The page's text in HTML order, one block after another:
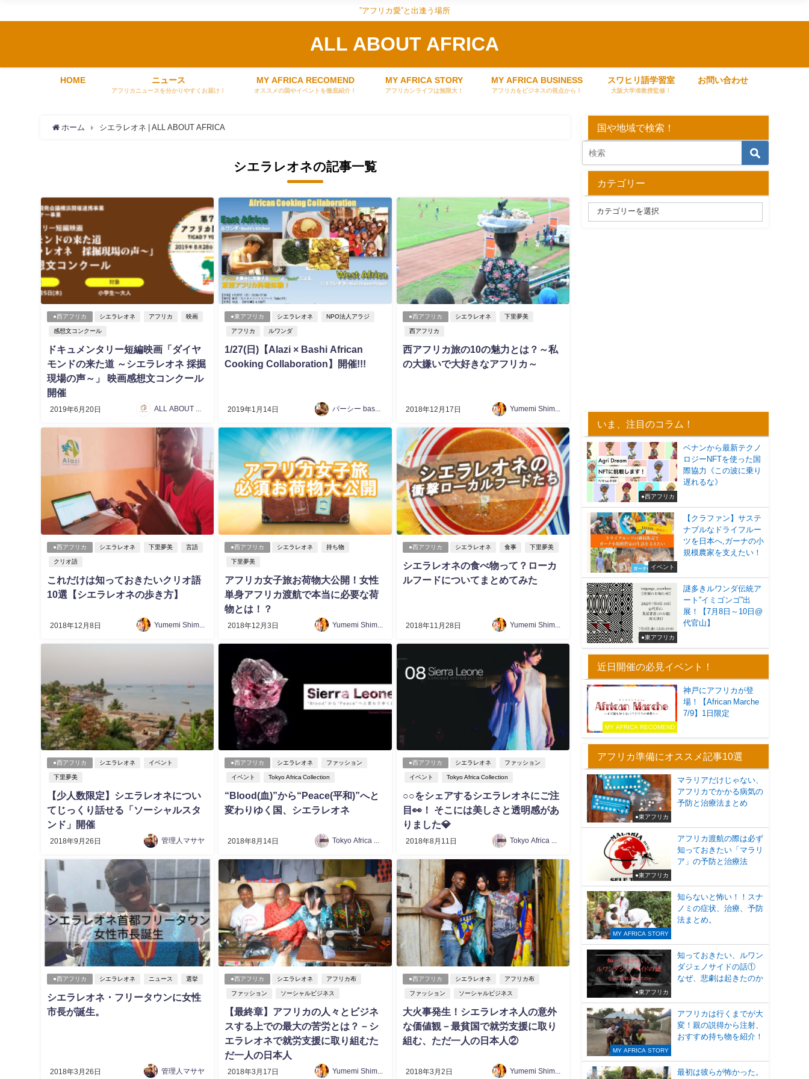
”アフリカ愛”と出逢う場所
ALL ABOUT AFRICA
HOME ニュース
アフリカニュースを分かりやすくお届け！
MY AFRICA RECOMEND
オススメの国やイベントを徹底紹介！
MY AFRICA STORY
アフリカンライフは無限大！
MY AFRICA BUSINESS
アフリカをビジネスの視点から！
スワヒリ語学習室
大阪大学准教授監修！
お問い合わせ
ホーム シエラレオネ | ALL ABOUT AFRICA
シエラレオネの記事一覧
●西アフリカ シエラレオネ アフリカ 映画
感想文コンクール
ドキュメンタリー短編映画「ダイヤ
モンドの来た道 ～シエラレオネ 採掘
現場の声～」 映画感想文コンクール
開催
2019年6月20日
●東アフリカ シエラレオネ NPO法人アラジ
アフリカ ルワンダ
1/27(日)【Alazi × Bashi African
Cooking Collaboration】開催!!!
2019年1月14日 バーシー bashi 椎葉康祐
●西アフリカ シエラレオネ 下里夢美
西アフリカ
西アフリカ旅の10の魅力とは？～私
の大嫌いで大好きなアフリカ～
2018年12月17日 Yumemi Shimosato
●西アフリカ シエラレオネ 下里夢美 言語
クリオ語
これだけは知っておきたいクリオ語
10選【シエラレオネの歩き方】
2018年12月8日
●西アフリカ シエラレオネ 持ち物
下里夢美
アフリカ女子旅お荷物大公開！女性
単身アフリカ渡航で本当に必要な荷
物とは！？
2018年12月3日 Yumemi Shimosato
●西アフリカ シエラレオネ 食事 下里夢美
シエラレオネの食べ物って？ローカ
ルフードについてまとめてみた
2018年11月28日 Yumemi Shimosato
●西アフリカ シエラレオネ イベント
下里夢美
【少人数限定】シエラレオネについ
てじっくり話せる「ソーシャルスタ
ンド」開催
2018年9月26日 管理人マサヤ
●西アフリカ シエラレオネ ファッション
イベント Tokyo Africa Collection
“Blood(血)”から“Peace(平和)”へと
変わりゆく国、シエラレオネ
2018年8月14日
●西アフリカ シエラレオネ ファッション
イベント Tokyo Africa Collection
○○をシェアするシエラレオネにご注
目👀！ そこには美しさと透明感があ
りました💎
2018年8月11日
●西アフリカ シエラレオネ ニュース 選挙
シエラレオネ・フリータウンに女性
市長が誕生。
2018年3月26日 管理人マサヤ
●西アフリカ シエラレオネ アフリカ布
ファッション ソーシャルビジネス
【最終章】アフリカの人々とビジネ
スする上での最大の苦労とは？－シ
エラレオネで就労支援に取り組むた
だ一人の日本人
2018年3月17日 Yumemi Shimosato
●西アフリカ シエラレオネ アフリカ布
ファッション ソーシャルビジネス
大火事発生！シエラレオネ人の意外
な価値観－最貧国で就労支援に取り
組む、ただ一人の日本人②
2018年3月2日 Yumemi Shimosato
国や地域で検索！
カテゴリー
いま、注目のコラム！
●西アフリカ
ベナンから最新テクノ
ロジーNFTを使った国
際協力《この波に乗り
遅れるな》
イベント
【クラファン】サステ
ナブルなドライフルー
ツを日本へ,ガーナの小
規模農家を支えたい！
●東アフリカ
謎多きルワンダ伝統ア
ート”イミゴンゴ”出
展！【7月8日～10日@
代官山】
近日開催の必見イベント！
MY AFRICA RECOMEND
神戸にアフリカが登
場！【African Marche
7/9】1日限定
アフリカ準備にオススメ記事10選
●東アフリカ
マラリアだけじゃない、
アフリカでかかる病気の
予防と治療法まとめ
●東アフリカ
アフリカ渡航の際は必ず
知っておきたい「マラリ
ア」の予防と治療法
MY AFRICA STORY
知らないと怖い！！スナ
ノミの症状、治療、予防
法まとめ。
●東アフリカ
知っておきたい、ルワン
ダジェノサイドの話①
なぜ、悲劇は起きたのか
MY AFRICA STORY
アフリカは行くまでが大
変！親の説得から注射、
おすすめ持ち物を紹介！
最初は彼らが怖かった。